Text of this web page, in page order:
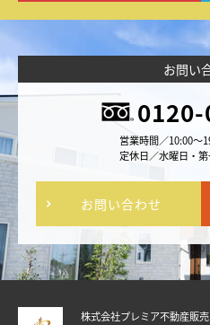
お問い
営業時間／10:00
定休日／水曜日・
お問い合わせ
株式会社プレミア不動産販売